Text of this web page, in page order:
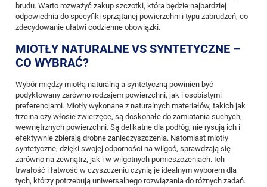
brudu. Warto rozważyć zakup szczotki, która będzie najbardziej
odpowiednia do specyfiki sprzątanej powierzchni i typu zabrudzeń, co
zdecydowanie ułatwi codzienne obowiązki.
MIOTŁY NATURALNE VS SYNTETYCZNE –
CO WYBRAĆ?
Wybór między miotłą naturalną a syntetyczną powinien być
podyktowany zarówno rodzajem powierzchni, jak i osobistymi
preferencjami. Miotły wykonane z naturalnych materiałów, takich jak
trzcina czy włosie zwierzęce, są doskonałe do zamiatania suchych,
wewnętrznych powierzchni. Są delikatne dla podłóg, nie rysują ich i
efektywnie zbierają drobne zanieczyszczenia. Natomiast miotły
syntetyczne, dzięki swojej odporności na wilgoć, sprawdzają się
zarówno na zewnątrz, jak i w wilgotnych pomieszczeniach. Ich
trwałość i łatwość w czyszczeniu czynią je idealnym wyborem dla
tych, którzy potrzebują uniwersalnego rozwiązania do różnych zadań.